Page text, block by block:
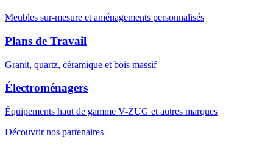
Meubles sur-mesure et aménagements personnalisés
Plans de Travail
Granit, quartz, céramique et bois massif
Électroménagers
Équipements haut de gamme V-ZUG et autres marques
Découvrir nos partenaires